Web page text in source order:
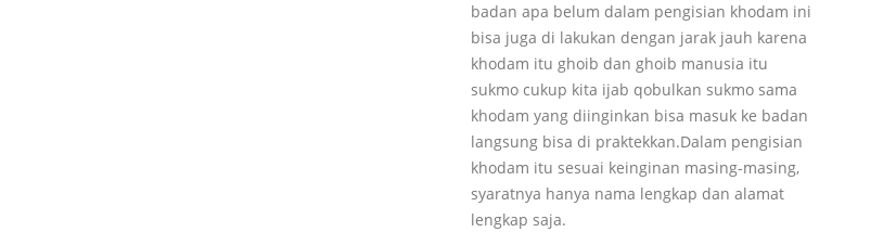
badan apa belum dalam pengisian khodam ini
bisa juga di lakukan dengan jarak jauh karena
khodam itu ghoib dan ghoib manusia itu
sukmo cukup kita ijab qobulkan sukmo sama
khodam yang diinginkan bisa masuk ke badan
langsung bisa di praktekkan.Dalam pengisian
khodam itu sesuai keinginan masing-masing,
syaratnya hanya nama lengkap dan alamat
lengkap saja.